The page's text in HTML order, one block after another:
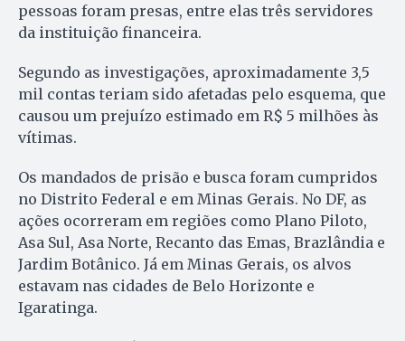
pessoas foram presas, entre elas três servidores
da instituição financeira.
Segundo as investigações, aproximadamente 3,5
mil contas teriam sido afetadas pelo esquema, que
causou um prejuízo estimado em R$ 5 milhões às
vítimas.
Os mandados de prisão e busca foram cumpridos
no Distrito Federal e em Minas Gerais. No DF, as
ações ocorreram em regiões como Plano Piloto,
Asa Sul, Asa Norte, Recanto das Emas, Brazlândia e
Jardim Botânico. Já em Minas Gerais, os alvos
estavam nas cidades de Belo Horizonte e
Igaratinga.